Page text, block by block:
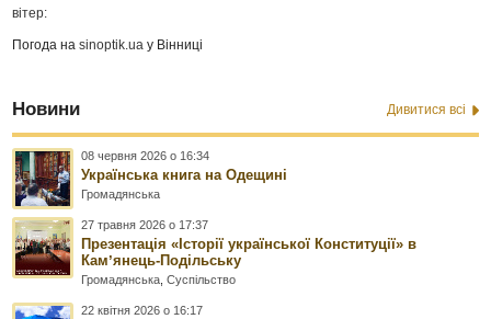
вітер:
Погода наsinoptik.ua у Вінниці
Новини Дивитися всі
08 червня 2026 о 16:34
Українська книга на Одещині
Громадянська
27 травня 2026 о 17:37
Презентація «Історії української Конституції» в
Камʼянець-Подільську
Громадянська ,Суспільство
22 квітня 2026 о 16:17